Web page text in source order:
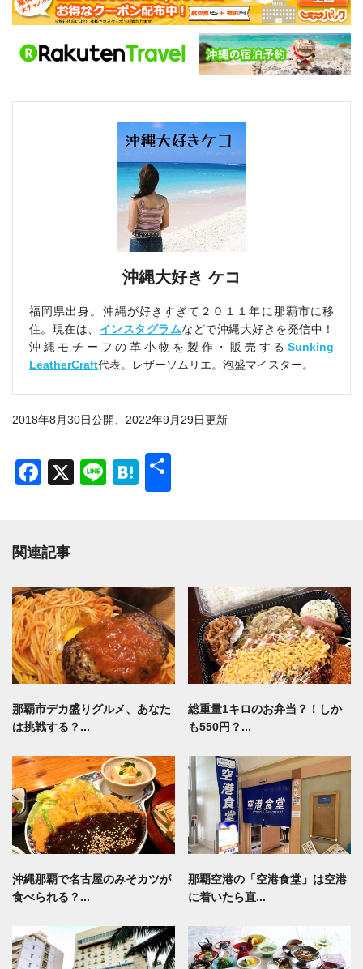
沖縄大好き ケコ
福岡県出身。沖縄が好きすぎて２０１１年に那覇市に移
住。現在は、 インスタグラムなどで沖縄大好きを発信中！
沖縄モチーフの革小物を製作・販売する Sunking
LeatherCraft代表。レザーソムリエ。泡盛マイスター。
2018年8月30日公開、2022年9月29日更新
Facebook
X LineHatena
関連記事
那覇市デカ盛りグルメ、あなた
は挑戦する？...
総重量1キロのお弁当？！しか
も550円？...
沖縄那覇で名古屋のみそカツが
食べられる？...
那覇空港の「空港食堂」は空港
に着いたら直...